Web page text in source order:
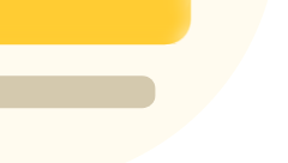
prize pool